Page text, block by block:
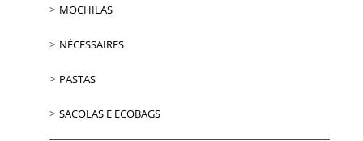
MOCHILAS
NÉCESSAIRES
PASTAS
SACOLAS E ECOBAGS